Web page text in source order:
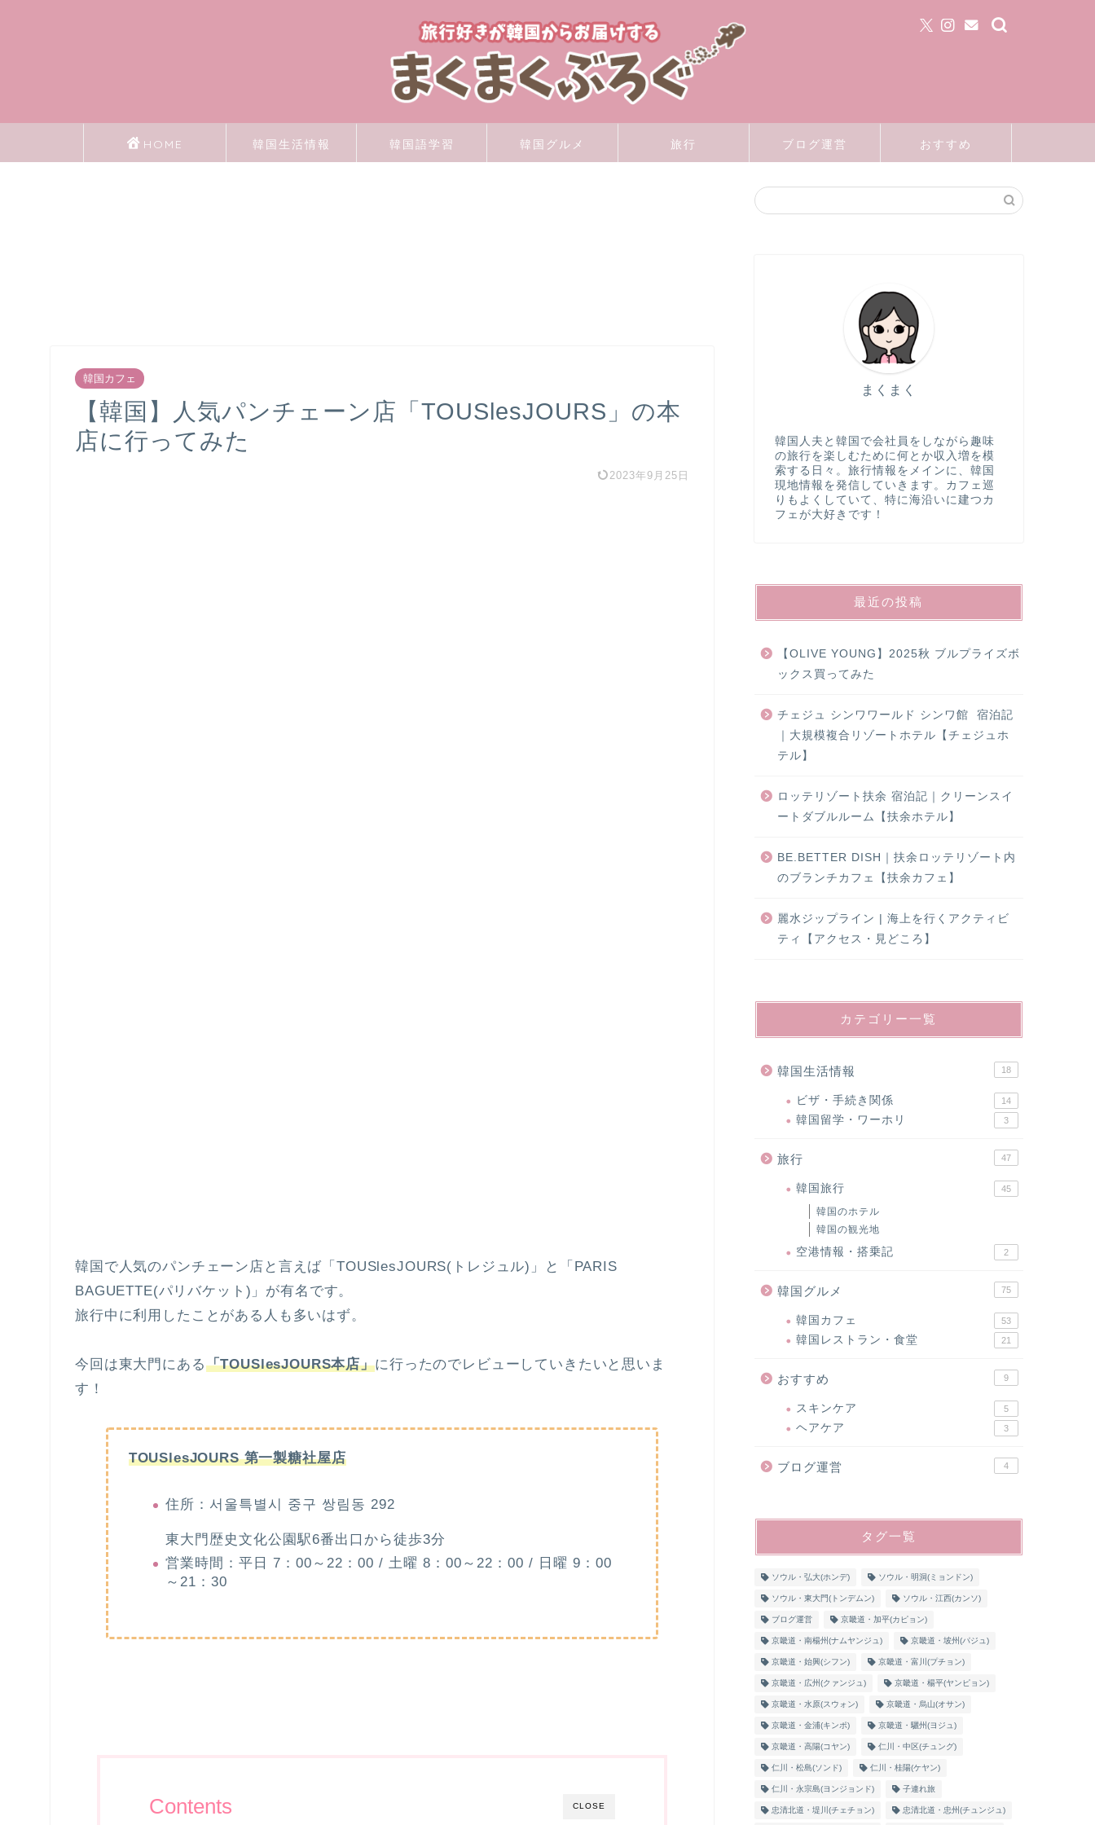
HOME 韓国生活情報 韓国語学習 韓国グルメ 旅行 ブログ運営 おすすめ
韓国カフェ
【韓国】人気パンチェーン店「TOUSlesJOURS」の本
店に行ってみた
2023年9月25日
韓国で人気のパンチェーン店と言えば「TOUSlesJOURS(トレジュル)」と「PARIS
BAGUETTE(パリバケット)」が有名です。
旅行中に利用したことがある人も多いはず。
今回は東大門にある「TOUSlesJOURS本店」に行ったのでレビューしていきたいと思いま
す！
TOUSlesJOURS 第一製糖社屋店
住所：서울특별시 중구 쌍림동 292
東大門歴史文化公園駅6番出口から徒歩3分
営業時間：平日 7：00～22：00 / 土曜 8：00～22：00 / 日曜 9：00
～21：30
CLOSE
Contents
まくまく
韓国人夫と韓国で会社員をしながら趣味
の旅行を楽しむために何とか収入増を模
索する日々。旅行情報をメインに、韓国
現地情報を発信していきます。カフェ巡
りもよくしていて、特に海沿いに建つカ
フェが大好きです！
最近の投稿
【OLIVE YOUNG】2025秋 ブルプライズボ
ックス買ってみた
チェジュ シンワワールド シンワ館 宿泊記
｜大規模複合リゾートホテル【チェジュホ
テル】
ロッテリゾート扶余 宿泊記｜クリーンスイ
ートダブルルーム【扶余ホテル】
BE.BETTER DISH｜扶余ロッテリゾート内
のブランチカフェ【扶余カフェ】
麗水ジップライン | 海上を行くアクティビ
ティ【アクセス・見どころ】
カテゴリー一覧
韓国生活情報 18
ビザ・手続き関係 14
韓国留学・ワーホリ 3
旅行 47
韓国旅行 45
韓国のホテル
韓国の観光地
空港情報・搭乗記 2
韓国グルメ 75
韓国カフェ 53
韓国レストラン・食堂 21
おすすめ 9
スキンケア 5
ヘアケア 3
ブログ運営 4
タグ一覧
ソウル・弘大(ホンデ) ソウル・明洞(ミョンドン)
ソウル・東大門(トンデムン) ソウル・江西(カンソ)
ブログ運営 京畿道・加平(カピョン)
京畿道・南楊州(ナムヤンジュ) 京畿道・坡州(パジュ)
京畿道・始興(シフン) 京畿道・富川(プチョン)
京畿道・広州(クァンジュ) 京畿道・楊平(ヤンピョン)
京畿道・水原(スウォン) 京畿道・烏山(オサン)
京畿道・金浦(キンポ) 京畿道・驪州(ヨジュ)
京畿道・高陽(コヤン) 仁川・中区(チュング)
仁川・松島(ソンド) 仁川・桂陽(ケヤン)
仁川・永宗島(ヨンジョンド) 子連れ旅
忠清北道・堤川(チェチョン) 忠清北道・忠州(チュンジュ)